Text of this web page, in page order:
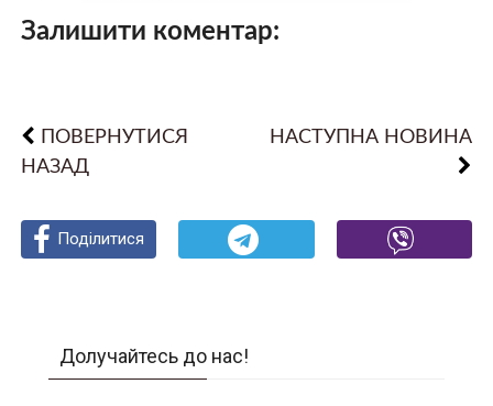
Залишити коментар:
ПОВЕРНУТИСЯ
НАЗАД
НАСТУПНА НОВИНА
Поділитися
Поділитися
Поділитися
Долучайтесь до нас!